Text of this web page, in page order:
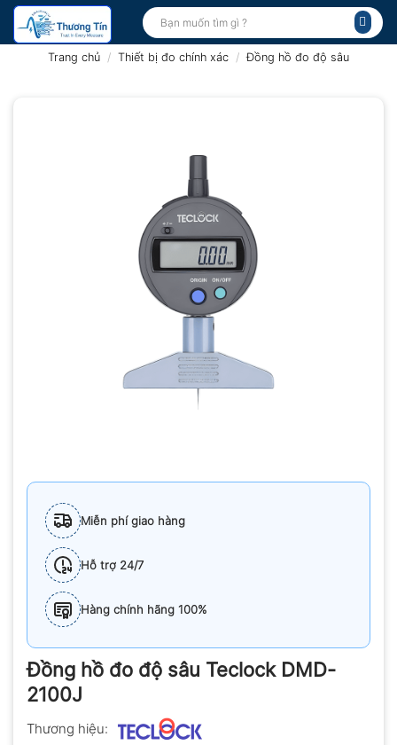
Bỏ
qua
Tìm
kiếm:
Trang chủ / Thiết bị đo chính xác / Đồng hồ đo độ sâu
Miễn phí giao hàng
Hỗ trợ 24/7
Hàng chính hãng 100%
Đồng hồ đo độ sâu Teclock DMD-
2100J
Thương hiệu: